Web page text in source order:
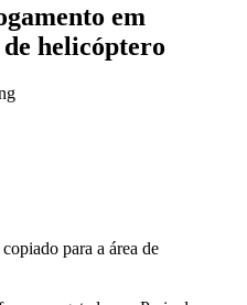
em
helicóptero
para a área de